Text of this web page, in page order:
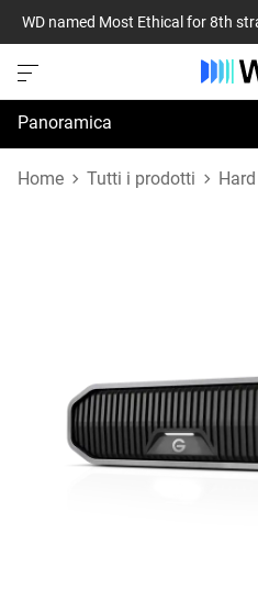
WD named Most Ethical for 8th
Panoramica
Specifiche
Home Tutti i prodotti